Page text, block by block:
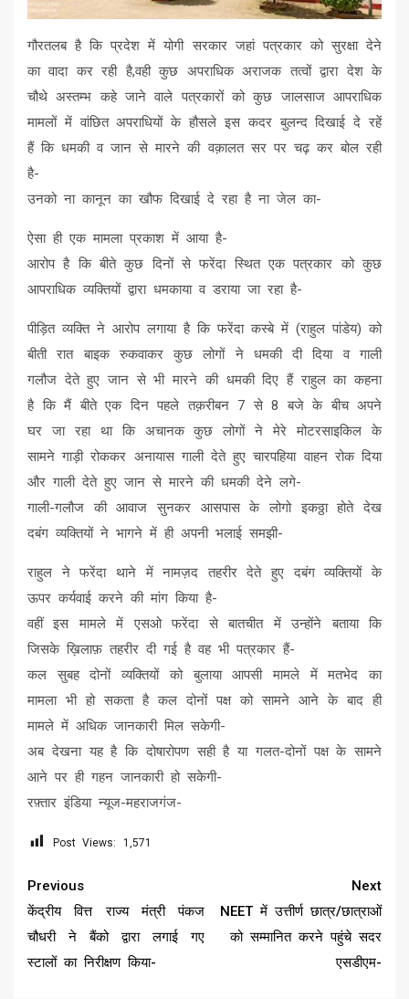
गौरतलब है कि प्रदेश में योगी सरकार जहां पत्रकार को सुरक्षा देने
का वादा कर रही है,वही कुछ अपराधिक अराजक तत्वों द्वारा देश के
चौथे अस्तम्भ कहे जाने वाले पत्रकारों को कुछ जालसाज आपराधिक
मामलों में वांछित अपराधियों के हौसले इस कदर बुलन्द दिखाई दे रहें
हैं कि धमकी व जान से मारने की वक़ालत सर पर चढ़ कर बोल रही
है-
उनको ना कानून का खौफ दिखाई दे रहा है ना जेल का-
ऐसा ही एक मामला प्रकाश में आया है-
आरोप है कि बीते कुछ दिनों से फरेंदा स्थित एक पत्रकार को कुछ
आपराधिक व्यक्तियों द्वारा धमकाया व डराया जा रहा है-
पीड़ित व्यक्ति ने आरोप लगाया है कि फरेंदा कस्बे में (राहुल पांडेय) को
बीती रात बाइक रुकवाकर कुछ लोगों ने धमकी दी दिया व गाली
गलौज देते हुए जान से भी मारने की धमकी दिए हैं राहुल का कहना
है कि मैं बीते एक दिन पहले तक़रीबन 7 से 8 बजे के बीच अपने
घर जा रहा था कि अचानक कुछ लोगों ने मेरे मोटरसाइकिल के
सामने गाड़ी रोककर अनायास गाली देते हुए चारपहिया वाहन रोक दिया
और गाली देते हुए जान से मारने की धमकी देने लगे-
गाली-गलौज की आवाज सुनकर आसपास के लोगो इकठ्ठा होते देख
दबंग व्यक्तियों ने भागने में ही अपनी भलाई समझी-
राहुल ने फरेंदा थाने में नामज़द तहरीर देते हुए दबंग व्यक्तियों के
ऊपर कर्यवाई करने की मांग किया है-
वहीं इस मामले में एसओ फरेंदा से बातचीत में उन्होंने बताया कि
जिसके ख़िलाफ़ तहरीर दी गई है वह भी पत्रकार हैं-
कल सुबह दोनों व्यक्तियों को बुलाया आपसी मामले में मतभेद का
मामला भी हो सकता है कल दोनों पक्ष को सामने आने के बाद ही
मामले में अधिक जानकारी मिल सकेगी-
अब देखना यह है कि दोषारोपण सही है या गलत-दोनों पक्ष के सामने
आने पर ही गहन जानकारी हो सकेगी-
रफ़्तार इंडिया न्यूज-महराजगंज-
Post Views: 1,571
Continue
Reading
Previous
केंद्रीय वित्त राज्य मंत्री पंकज
चौधरी ने बैंको द्वारा लगाई गए
स्टालों का निरीक्षण किया-
Next
NEET में उत्तीर्ण छात्र/छात्राओं
को सम्मानित करने पहुंचे सदर
एसडीएम-